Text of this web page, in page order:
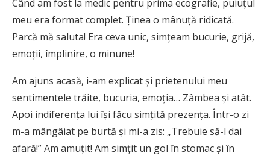
Când am fost la medic pentru prima ecografie, puiuţul
meu era format complet. Ţinea o mânuţă ridicată.
Parcă mă saluta! Era ceva unic, simţeam bucurie, grijă,
emoţii, împlinire, o minune!
Am ajuns acasă, i-am explicat şi prietenului meu
sentimentele trăite, bucuria, emoţia… Zâmbea şi atât.
Apoi indiferenţa lui îşi făcu simțită prezenţa. Într-o zi
m-a mângâiat pe burtă şi mi-a zis: „Trebuie să-l dai
afară!” Am amuţit! Am simţit un gol în stomac şi în